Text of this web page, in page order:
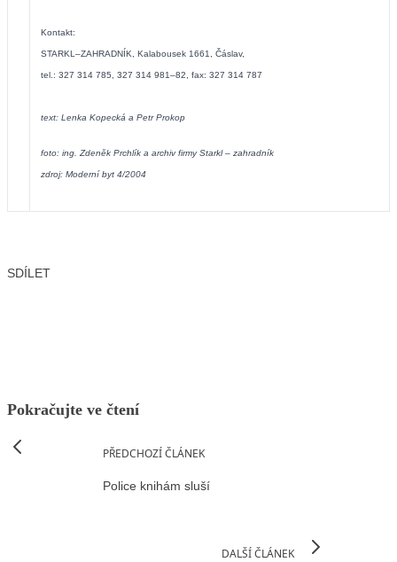
Kontakt:
STARKL–ZAHRADNÍK, Kalabousek 1661, Čáslav,
tel.: 327 314 785, 327 314 981–82, fax: 327 314 787
text: Lenka Kopecká a Petr Prokop
foto: ing. Zdeněk Prchlík a archiv firmy Starkl – zahradník
zdroj: Moderní byt 4/2004
SDÍLET
Pokračujte ve čtení
PŘEDCHOZÍ ČLÁNEK
Police knihám sluší
DALŠÍ ČLÁNEK